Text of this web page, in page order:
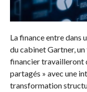
La finance entre dans
du cabinet Gartner,
financier travailleront
partagés » avec une
transformation